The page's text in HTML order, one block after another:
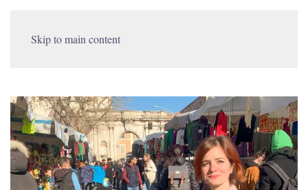
Skip to main content